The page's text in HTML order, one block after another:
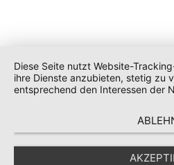
Diese Seite nutzt Website-
ihre Dienste anzubieten, stetig zu
entsprechend den Interessen der